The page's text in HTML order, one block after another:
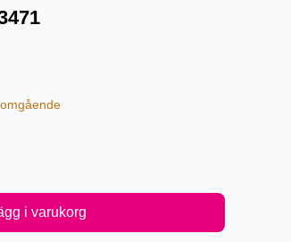
i varukorg